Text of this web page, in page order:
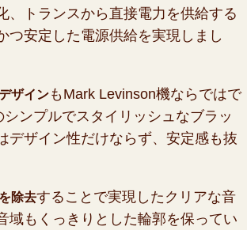
、トランスから直接電力を供給する
つ安定した電源供給を実現しまし
ザインもMark Levinson機ならではで
ンプルでスタイリッシュなブラッ
デザイン性だけならず、安定感も抜
除去することで実現したクリアな音
域もくっきりとした輪郭を保ってい